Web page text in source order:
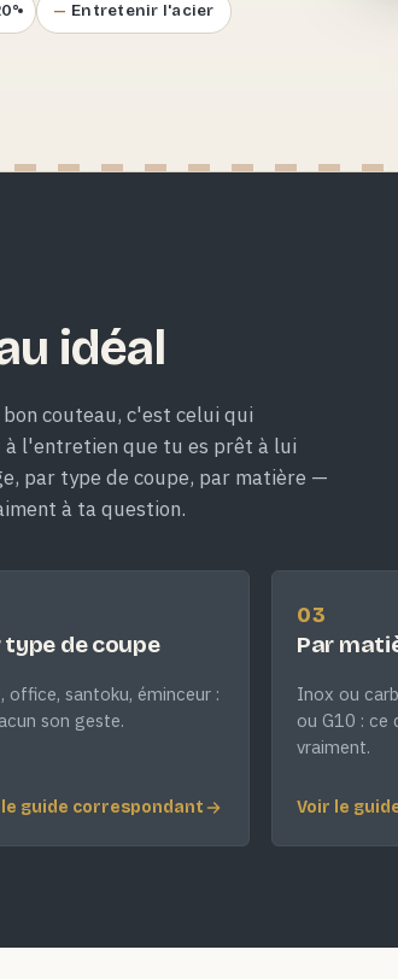
Entretenir l'acier
idéal
couteau, c'est celui qui
à l'entretien que tu es prêt à lui
par type de coupe, par matière —
à ta question.
type de coupe
office, santoku, éminceur :
son geste.
le guide correspondant
03
Par
Inox ou
ou G10 : ce
vraiment.
Voir le